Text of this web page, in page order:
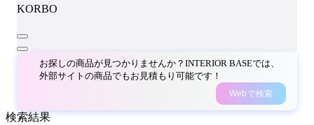
KORBO
お探しの商品が見つかりませんか？INTERIOR BASEでは、
外部サイトの商品でもお見積もり可能です！
Webで検索
検索結果